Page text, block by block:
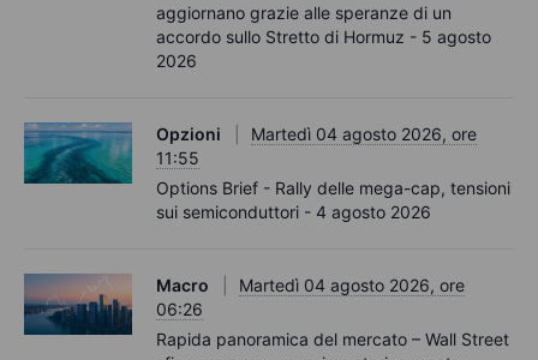
aggiornano grazie alle speranze di un
accordo sullo Stretto di Hormuz - 5 agosto
2026
Opzioni
Martedì 04 agosto 2026, ore
11:55
Options Brief - Rally delle mega-cap, tensioni
sui semiconduttori - 4 agosto 2026
Macro
Martedì 04 agosto 2026, ore
06:26
Rapida panoramica del mercato – Wall Street